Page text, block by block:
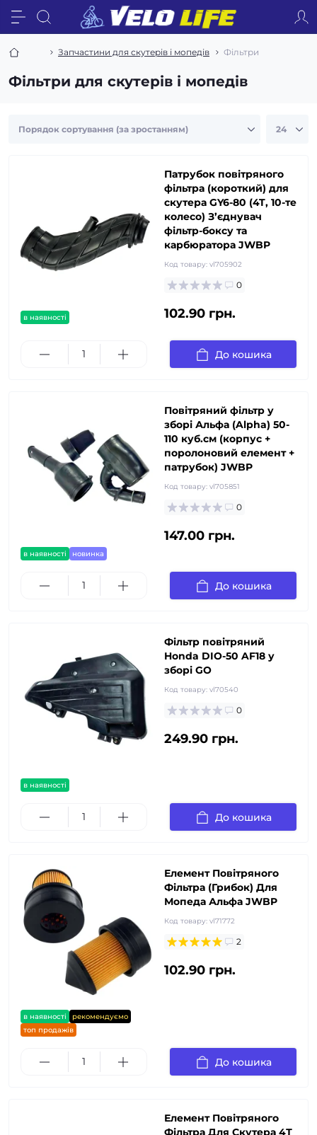
Запчастини для скутерів і мопедів Фільтри
Фільтри для скутерів і мопедів
в наявності
Патрубок повітряного
фільтра (короткий) для
скутера GY6-80 (4T, 10-те
колесо) З’єднувач
фільтр-боксу та
карбюратора JWBP
Код товару: vl705902
0
102.90 грн.
До кошика
в наявності новинка
Повітряний фільтр у
зборі Альфа (Alpha) 50-
110 куб.см (корпус +
поролоновий елемент +
патрубок) JWBP
Код товару: vl705851
0
147.00 грн.
До кошика
в наявності
Фільтр повітряний
Honda DIO-50 AF18 у
зборі GO
Код товару: vl70540
0
249.90 грн.
До кошика
в наявності
рекомендуємо
топ продажів
Елемент Повітряного
Фільтра (Грибок) Для
Мопеда Альфа JWBP
Код товару: vl71772
2
102.90 грн.
До кошика
Елемент Повітряного
Фільтра Для Скутера 4Т